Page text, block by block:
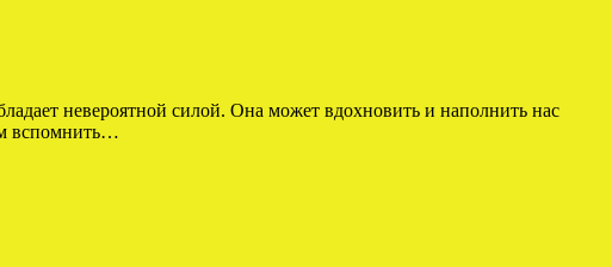
невероятной силой. Она может вдохновить и наполнить нас
вспомнить…